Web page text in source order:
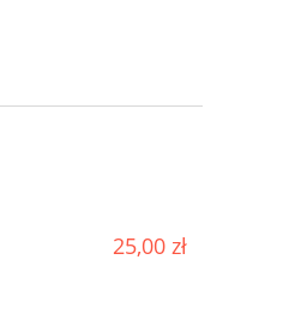
25,00 zł